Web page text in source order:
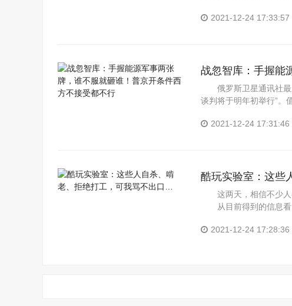
2021-12-24 17:33:57
战忽智库：手握能
接受都不行
俄罗斯卫星通讯社最
谈判将于明年初举行”。
2021-12-24 17:31:46
酷玩实验室：这些
这两天，相信不少人
从目前得到的信息看
2021-12-24 17:28:36